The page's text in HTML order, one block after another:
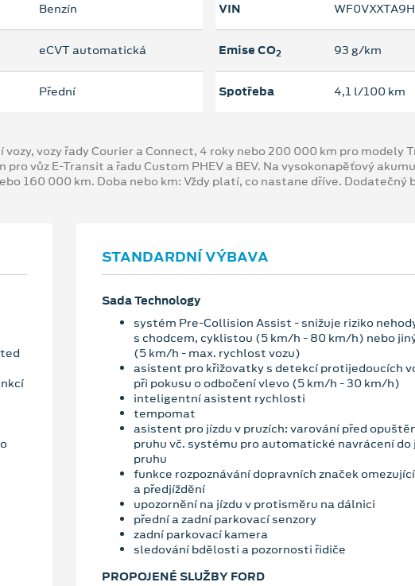
Benzín
eCVT automatická
Přední
VIN
Emise CO2 93 g/km
Spotřeba 4,1 l/100 km
vozy řady Courier a Connect, 4 roky nebo 200 000 km pro modely
vůz E-Transit a řadu Custom PHEV a BEV. Na vysokonapěťový
160 000 km. Doba nebo km: Vždy platí, co nastane dříve. Dodatečný
STANDARDNÍ VÝBAVA
Sada Technology
systém Pre-Collision Assist - snižuje riziko
s chodcem, cyklistou (5 km/h - 80 km/h) nebo
(5 km/h - max. rychlost vozu)
asistent pro křižovatky s detekcí protijedoucích
při pokusu o odbočení vlevo (5 km/h - 30 km/h)
inteligentní asistent rychlosti
tempomat
asistent pro jízdu v pruzích: varování před
pruhu vč. systému pro automatické navrácení do
pruhu
funkce rozpoznávání dopravních značek
a předjíždění
upozornění na jízdu v protisměru na dálnici
přední a zadní parkovací senzory
zadní parkovací kamera
sledování bdělosti a pozornosti řidiče
PROPOJENÉ SLUŽBY FORD